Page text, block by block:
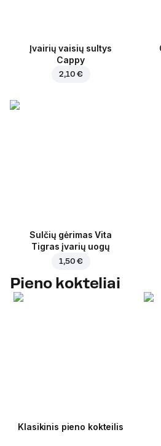
Įvairių vaisių sultys
Cappy
2,10 €
Sulčių gėrimas Vita
Tigras įvarių uogų
1,50 €
Pieno kokteliai
Klasikinis pieno kokteilis